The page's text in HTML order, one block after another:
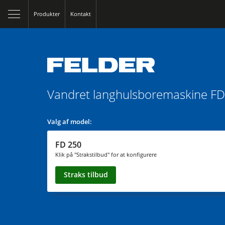
Produkter Kontakt
Vandret langhulsboremaskine
Valg af model:
FD 250
Klik på "Strakstilbud" for at konfigurere
Straks tilbud